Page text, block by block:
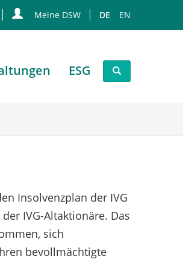
Meine DSW DE EN
ESG
Insolvenzplan der IVG
IVG-Altaktionäre. Das
sich
bevollmächtigte